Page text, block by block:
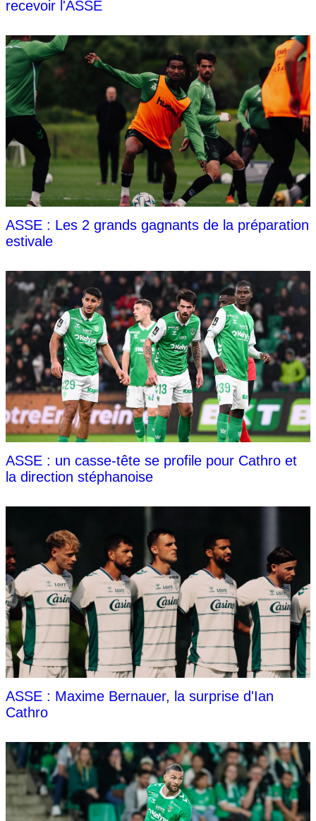
recevoir l'ASSE
ASSE : Les 2 grands gagnants de la préparation
estivale
ASSE : un casse-tête se profile pour Cathro et
la direction stéphanoise
ASSE : Maxime Bernauer, la surprise d'Ian
Cathro